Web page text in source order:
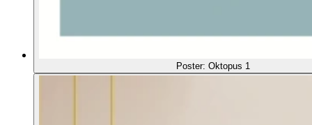
Poster: Oktopus 1